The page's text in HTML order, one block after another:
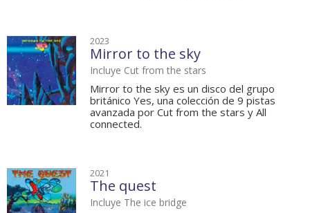
2023
Mirror to the sky
Incluye Cut from the stars
Mirror to the sky es un disco del grupo
británico Yes, una colección de 9 pistas
avanzada por Cut from the stars y All
connected.
2021
The quest
Incluye The ice bridge